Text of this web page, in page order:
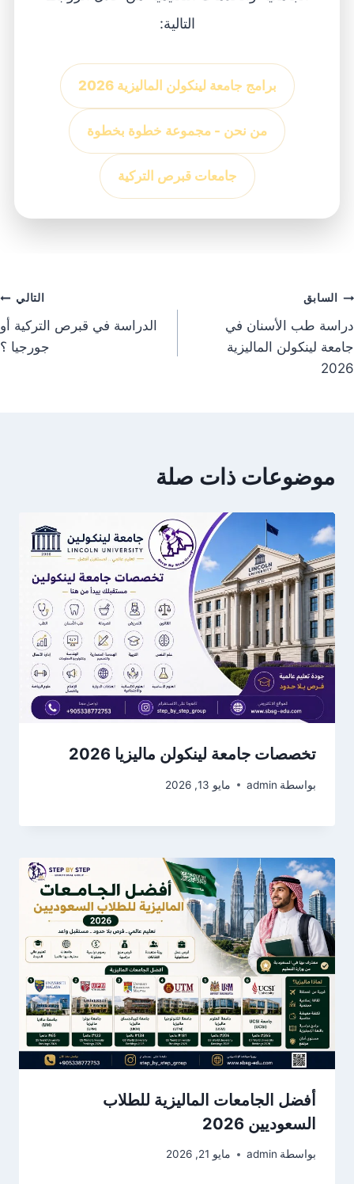
التالية:
برامج جامعة لينكولن الماليزية 2026
من نحن - مجموعة خطوة بخطوة
جامعات قبرص التركية
السابق
دراسة طب الأسنان في
جامعة لينكولن الماليزية
2026
التالي
الدراسة في قبرص التركية أو
جورجيا ؟
موضوعات ذات صلة
تخصصات جامعة لينكولن ماليزيا 2026
بواسطة admin مايو 13, 2026
أفضل الجامعات الماليزية للطلاب
السعوديين 2026
بواسطة admin مايو 21, 2026